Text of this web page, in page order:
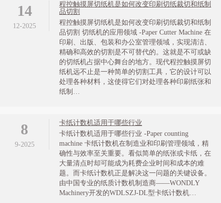
14
12-2025
程控触摸屏切纸机是如何改变印刷切纸裁切和纸制
品切割
程控触摸屏切纸机是如何改变印刷切纸裁切和纸制
品切割 切纸机的应用领域 -Paper Cutter Machine 在
印刷、出版、包装和办公室管理领域，实现清洁、
精确和高效的切割是不可替代的。这就是不可或缺
的切纸机占据中心舞台的地方。现代程控触摸屏切
纸机远不止是一种简单的切割工具，它的设计可以
处理各种材料，这使得它们对处理各种印刷纸张和
纸制…
8
9-2025
卡纸计数机适用于哪些行业
卡纸计数机适用于哪些行业 -Paper counting
machine 卡纸计数机在制造业和印刷管理领域，精
确性与效率至关重要。看似简单的纸张或卡纸，在
大量清点时却可能成为耗费企业时间和成本的难
题。而卡纸计数机正是解决这一问题的关键设备。
由中国专业的纸质计数机制造商——WONDLY
Machinery开发的WDLSZJ-DL型卡纸计数机…